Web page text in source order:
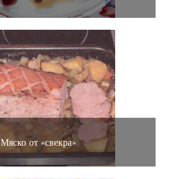
Мяско от «свекра»